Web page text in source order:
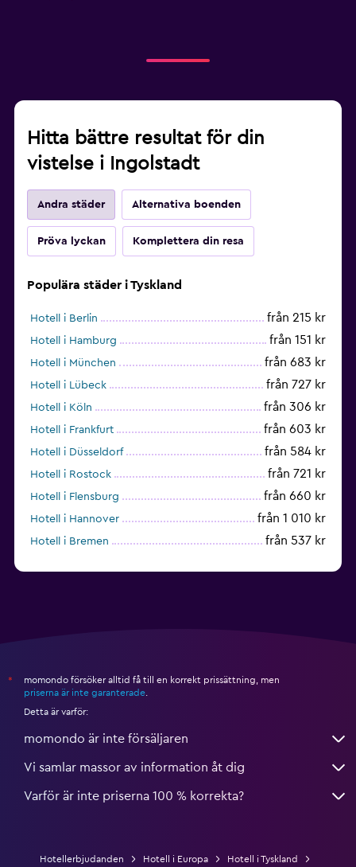
Hitta bättre resultat för din
vistelse i Ingolstadt
Andra städer Alternativa boenden
Pröva lyckan Komplettera din resa
Populära städer i Tyskland
Hotell i Berlin från 215 kr
Hotell i Hamburg från 151 kr
Hotell i München från 683 kr
Hotell i Lübeck från 727 kr
Hotell i Köln från 306 kr
Hotell i Frankfurt från 603 kr
Hotell i Düsseldorf från 584 kr
Hotell i Rostock från 721 kr
Hotell i Flensburg från 660 kr
Hotell i Hannover från 1 010 kr
Hotell i Bremen från 537 kr
*
momondo försöker alltid få till en korrekt prissättning, men
priserna är inte garanterade
Detta är varför:
momondo är inte försäljaren
Vi samlar massor av information åt dig
Varför är inte priserna 100 % korrekta?
Hotellerbjudanden Hotell i Europa
Hotell i Tyskland